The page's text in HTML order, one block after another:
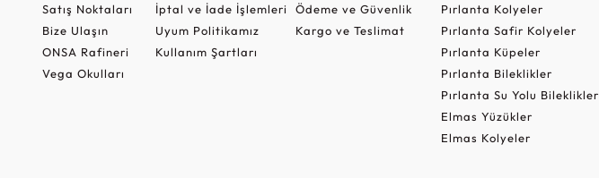
Satış Noktaları
Bize Ulaşın
ONSA Rafineri
Vega Okulları
İptal ve İade İşlemleri
Uyum Politikamız
Kullanım Şartları
Ödeme ve Güvenlik
Kargo ve Teslimat
Pırlanta Kolyeler
Pırlanta Safir Kolyeler
Pırlanta Küpeler
Pırlanta Bileklikler
Pırlanta Su Yolu Bileklikler
Elmas Yüzükler
Elmas Kolyeler